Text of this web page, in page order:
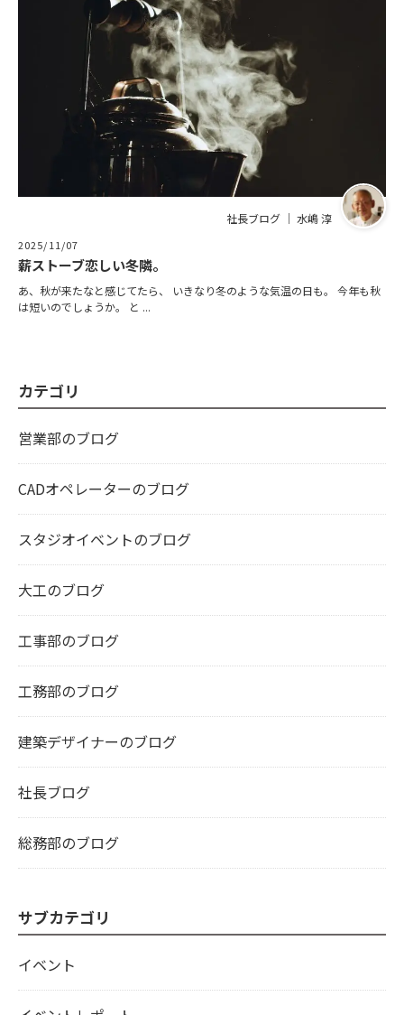
社長ブログ ｜ 水嶋 淳
2025/11/07
薪ストーブ恋しい冬隣。
あ、秋が来たなと感じてたら、 いきなり冬のような気温の日も。 今年も秋
は短いのでしょうか。 と ...
カテゴリ
営業部のブログ
CADオペレーターのブログ
スタジオイベントのブログ
大工のブログ
工事部のブログ
工務部のブログ
建築デザイナーのブログ
社長ブログ
総務部のブログ
サブカテゴリ
イベント